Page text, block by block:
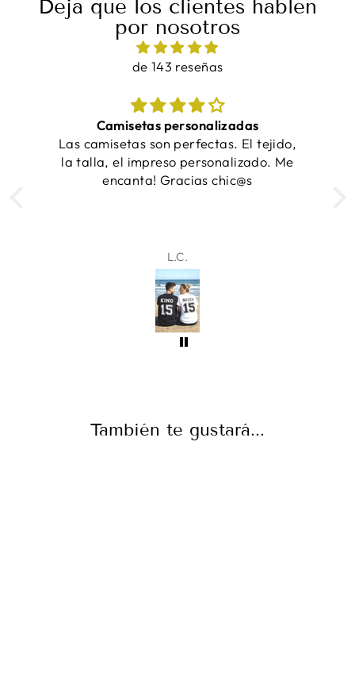
Deja que los clientes hablen
por nosotros
de 143 reseñas
¡Las camisetas quedaron increíbles y se
entregaron a tiempo!
Samantha
También te gustará...